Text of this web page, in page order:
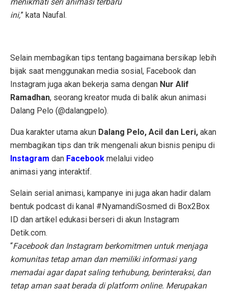
ini,” kata Naufal.
Selain membagikan tips tentang bagaimana bersikap lebih
bijak saat menggunakan media sosial, Facebook dan
Instagram juga akan bekerja sama dengan Nur Alif
Ramadhan, seorang kreator muda di balik akun animasi
Dalang Pelo (@dalangpelo).
Dua karakter utama akun Dalang Pelo, Acil dan Leri, akan
membagikan tips dan trik mengenali akun bisnis penipu di
Instagram dan Facebook melalui video
animasi yang interaktif.
Selain serial animasi, kampanye ini juga akan hadir dalam
bentuk podcast di kanal #NyamandiSosmed di Box2Box
ID dan artikel edukasi berseri di akun Instagram
Detik.com.
“Facebook dan Instagram berkomitmen untuk menjaga
komunitas tetap aman dan memiliki informasi yang
memadai agar dapat saling terhubung, berinteraksi, dan
tetap aman saat berada di platform online. Merupakan